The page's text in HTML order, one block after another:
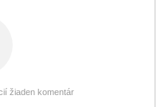
žiaden komentár